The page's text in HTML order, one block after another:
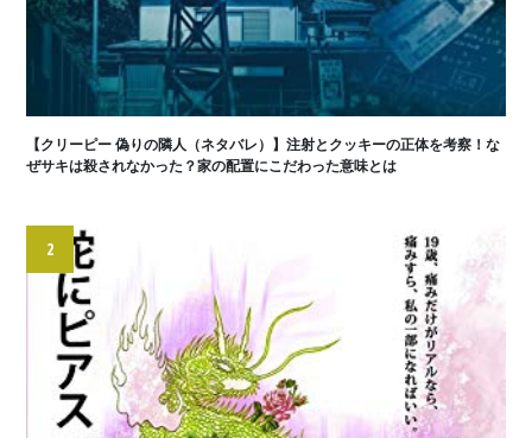
【クリーピー 偽りの隣人（ネタバレ）】注射とクッキーの正体を考察！な
ぜサキは殺されなかった？家の配置にこだわった意味とは
2